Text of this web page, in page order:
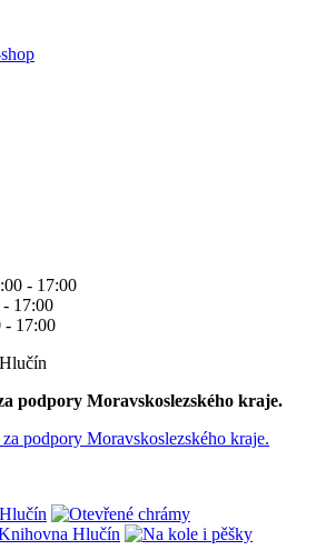
- 17:00
17:00
- 17:00
podpory Moravskoslezského kraje.